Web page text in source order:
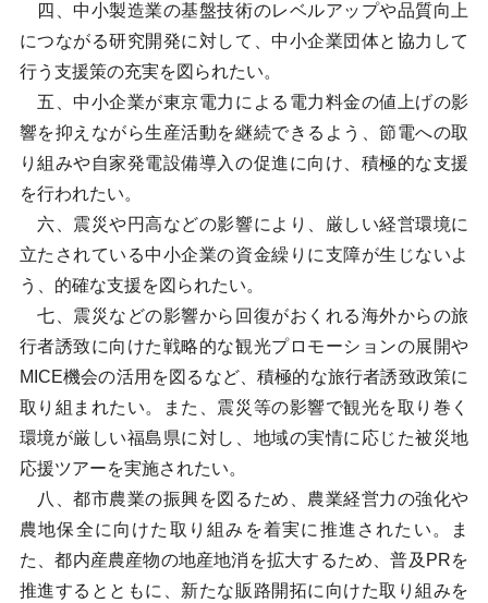
四、中小製造業の基盤技術のレベルアップや品質向上
につながる研究開発に対して、中小企業団体と協力して
行う支援策の充実を図られたい。
五、中小企業が東京電力による電力料金の値上げの影
響を抑えながら生産活動を継続できるよう、節電への取
り組みや自家発電設備導入の促進に向け、積極的な支援
を行われたい。
六、震災や円高などの影響により、厳しい経営環境に
立たされている中小企業の資金繰りに支障が生じないよ
う、的確な支援を図られたい。
七、震災などの影響から回復がおくれる海外からの旅
行者誘致に向けた戦略的な観光プロモーションの展開や
MICE機会の活用を図るなど、積極的な旅行者誘致政策に
取り組まれたい。また、震災等の影響で観光を取り巻く
環境が厳しい福島県に対し、地域の実情に応じた被災地
応援ツアーを実施されたい。
八、都市農業の振興を図るため、農業経営力の強化や
農地保全に向けた取り組みを着実に推進されたい。ま
た、都内産農産物の地産地消を拡大するため、普及PRを
推進するとともに、新たな販路開拓に向けた取り組みを